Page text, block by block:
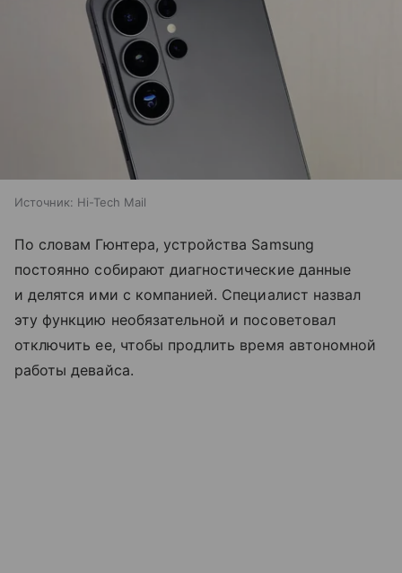
Источник: Hi-Tech Mail
По словам Гюнтера, устройства Samsung
постоянно собирают диагностические данные
и делятся ими с компанией. Специалист назвал
эту функцию необязательной и посоветовал
отключить ее, чтобы продлить время автономной
работы девайса.